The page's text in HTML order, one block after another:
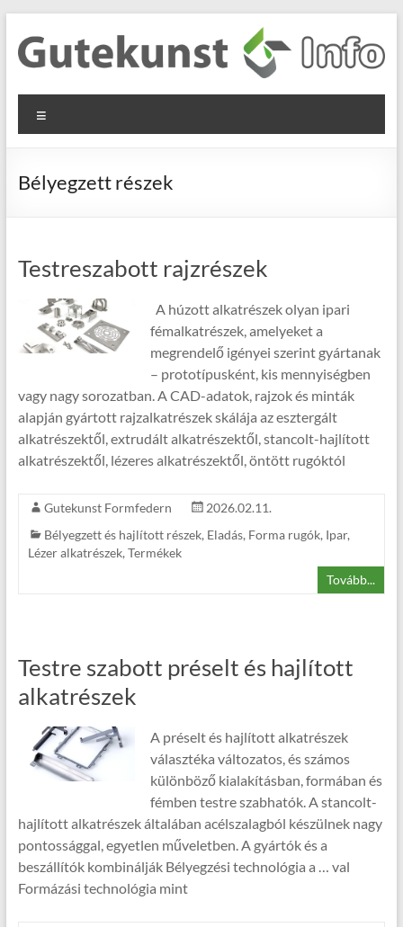
content
Gutekunst
Formfedern
GmbH
Informationen
Flachmaterial
Bélyegzett részek
Testreszabott rajzrészek
A húzott alkatrészek olyan ipari
fémalkatrészek, amelyeket a
megrendelő igényei szerint gyártanak
– prototípusként, kis mennyiségben
vagy nagy sorozatban. A CAD-adatok, rajzok és minták
alapján gyártott rajzalkatrészek skálája az esztergált
alkatrészektől, extrudált alkatrészektől, stancolt-hajlított
alkatrészektől, lézeres alkatrészektől, öntött rugóktól
Gutekunst Formfedern
2026.02.11.
Bélyegzett és hajlított részek, Eladás, Forma rugók, Ipar,
Lézer alkatrészek, Termékek
Tovább...
Testre szabott préselt és hajlított
alkatrészek
A préselt és hajlított alkatrészek
választéka változatos, és számos
különböző kialakításban, formában és
fémben testre szabhatók. A stancolt-
hajlított alkatrészek általában acélszalagból készülnek nagy
pontossággal, egyetlen műveletben. A gyártók és a
beszállítók kombinálják Bélyegzési technológia a … val
Formázási technológia mint